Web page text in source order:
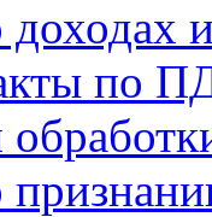
доходах
по